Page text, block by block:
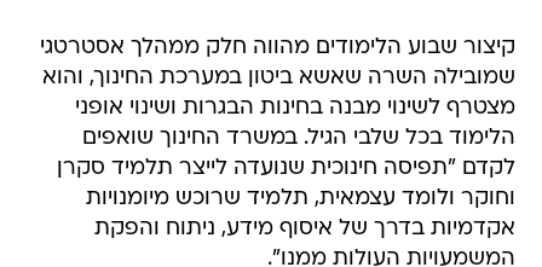
קיצור שבוע הלימודים מהווה חלק ממהלך אסטרטגי
שמובילה השרה שאשא ביטון במערכת החינוך, והוא
מצטרף לשינוי מבנה בחינות הבגרות ושינוי אופני
הלימוד בכל שלבי הגיל. במשרד החינוך שואפים
לקדם "תפיסה חינוכית שנועדה לייצר תלמיד סקרן
וחוקר ולומד עצמאית, תלמיד שרוכש מיומנויות
אקדמיות בדרך של איסוף מידע, ניתוח והפקת
המשמעויות העולות ממנו".